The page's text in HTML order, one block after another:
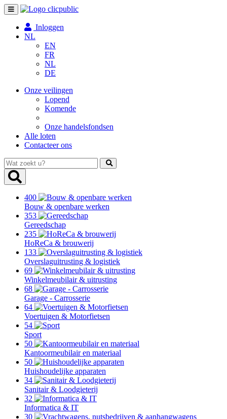
Toggle
navigation
Inloggen
NL
EN
FR
NL
DE
Onze veilingen
Lopend
Komende
Onze handelsfondsen
Alle loten
Contacteer ons
Wat
zoekt
u?
400
Bouw & openbare werken
353
Gereedschap
235
HoReCa & brouwerij
133
Overslaguitrusting & logistiek
69
Winkelmeubilair & uitrusting
68
Garage - Carrosserie
64
Voertuigen & Motorfietsen
54
Sport
50
Kantoormeubilair en materiaal
50
Huishoudelijke apparaten
34
Sanitair & Loodgieterij
32
Informatica & IT
30